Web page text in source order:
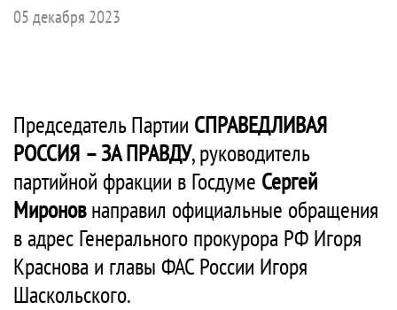
05 декабря 2023
Председатель Партии СПРАВЕДЛИВАЯ
РОССИЯ – ЗА ПРАВДУ, руководитель
партийной фракции в Госдуме Сергей
Мироновнаправил официальные обращения
в адрес Генерального прокурора РФ Игоря
Краснова и главы ФАС России Игоря
Шаскольского.